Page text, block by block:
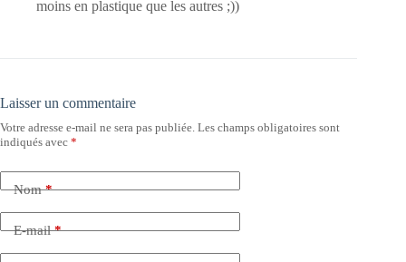
moins en plastique que les autres ;))
Laisser un commentaire
Votre adresse e-mail ne sera pas publiée. Les champs obligatoires sont
indiqués avec *
Nom*
E-mail*